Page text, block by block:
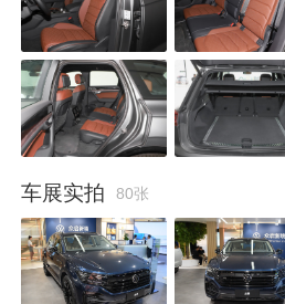
车展实拍 80张